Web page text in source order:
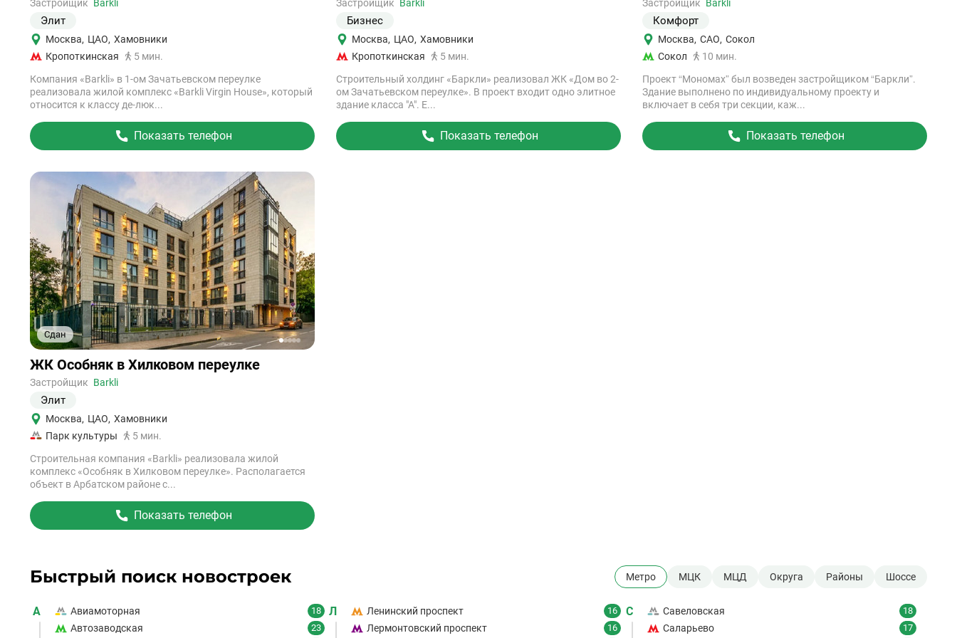
Застройщик Barkli
Элит
Москва, ЦАО, Хамовники
Кропоткинская
5 мин.
Компания «Barkli» в 1-ом Зачатьевском переулке
реализовала жилой комплекс «Barkli Virgin House», который
относится к классу де-люк...
Показать телефон
Застройщик Barkli
Бизнес
Москва, ЦАО, Хамовники
Кропоткинская
5 мин.
Строительный холдинг «Баркли» реализовал ЖК «Дом во 2-
ом Зачатьевском переулке». В проект входит одно элитное
здание класса "А". Е...
Показать телефон
Застройщик Barkli
Комфорт
Москва, САО, Сокол
Сокол
10 мин.
Проект “Мономах” был возведен застройщиком “Баркли”.
Здание выполнено по индивидуальному проекту и
включает в себя три секции, каж...
Показать телефон
Сдан
12345
Ссылка
на
объект
ЖК Особняк в Хилковом переулке
Застройщик Barkli
Элит
Москва, ЦАО, Хамовники
Парк культуры
5 мин.
Строительная компания «Barkli» реализовала жилой
комплекс «Особняк в Хилковом переулке». Располагается
объект в Арбатском районе с...
Показать телефон
Быстрый поиск новостроек Метро МЦК МЦД Округа Районы Шоссе
А Авиамоторная 18
Автозаводская 23
Л Ленинский проспект 16
Лермонтовский проспект 16
С Савеловская 18
Саларьево 17